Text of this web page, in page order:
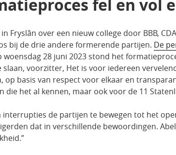
fel en vol
Fryslân over een nieuw college door BBB,
bij de drie andere formerende partijen. De
woensdag 28 juni 2023 stond het
slaan, voorzitter, Het is voor iedereen
op basis van respect voor elkaar en
die het al kennen, maar ook voor de 11
de partijen te bewegen tot het
dat in verschillende bewoordingen.